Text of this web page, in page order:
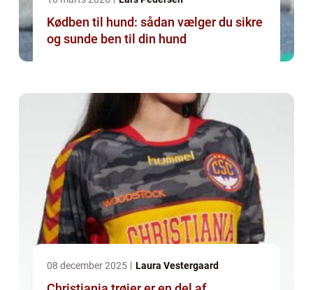
Kødben til hund: sådan vælger du sikre
og sunde ben til din hund
08 december 2025 Laura Vestergaard